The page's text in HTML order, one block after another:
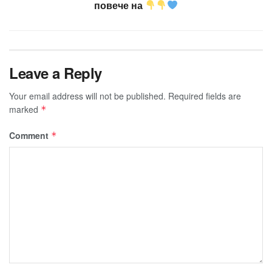
повече на
Leave a Reply
Your email address will not be published. Required fields are
marked *
Comment *